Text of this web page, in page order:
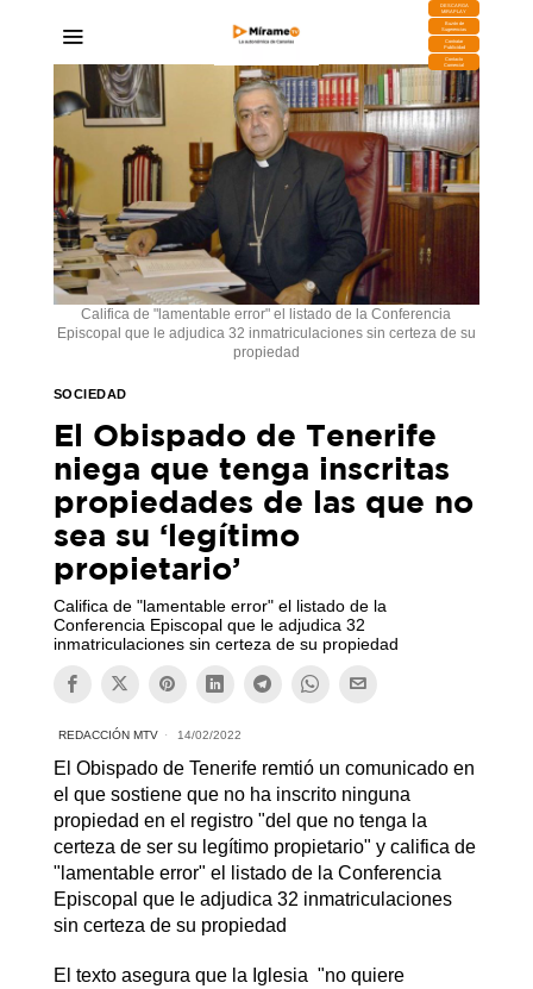
DESCARGA
MIRAPLAY
Buzón de
Sugerencias
Contratar
Publicidad
Contacto
Comercial
Califica de "lamentable error" el listado de la Conferencia
Episcopal que le adjudica 32 inmatriculaciones sin certeza de su
propiedad
SOCIEDAD
El Obispado de Tenerife
niega que tenga inscritas
propiedades de las que no
sea su ‘legítimo
propietario’
Califica de "lamentable error" el listado de la
Conferencia Episcopal que le adjudica 32
inmatriculaciones sin certeza de su propiedad
REDACCIÓN MTV 14/02/2022
El Obispado de Tenerife remtió un comunicado en
el que sostiene que no ha inscrito ninguna
propiedad en el registro "del que no tenga la
certeza de ser su legítimo propietario" y califica de
"lamentable error" el listado de la Conferencia
Episcopal que le adjudica 32 inmatriculaciones
sin certeza de su propiedad
El texto asegura que la Iglesia "no quiere